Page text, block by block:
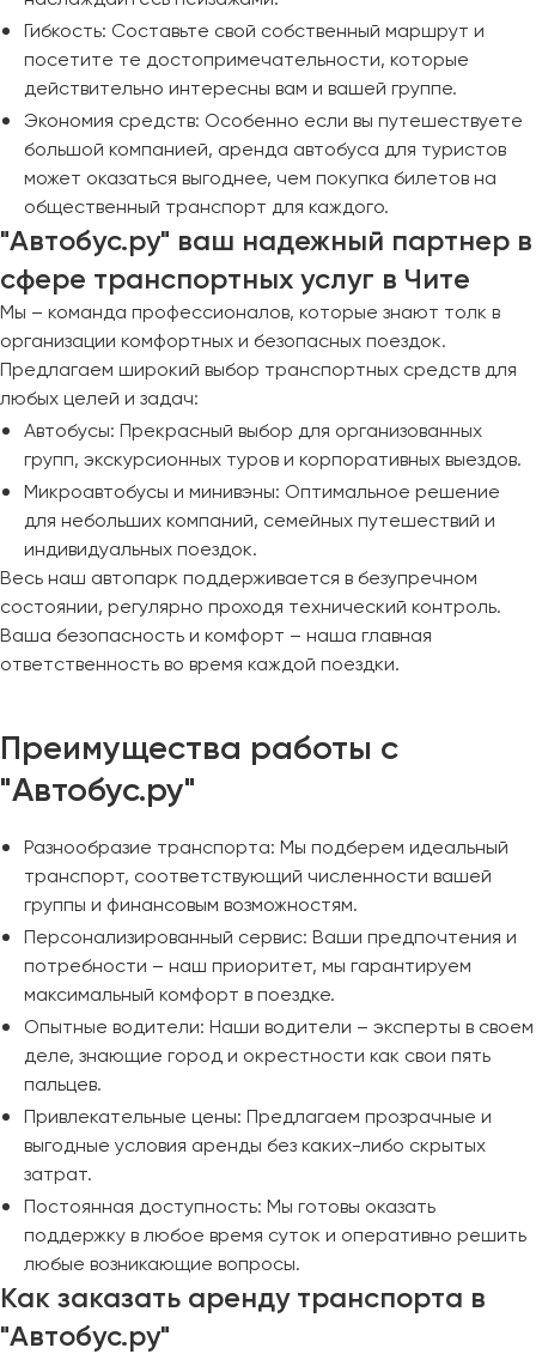
Гибкость: Составьте свой собственный маршрут и
посетите те достопримечательности, которые
действительно интересны вам и вашей группе.
Экономия средств: Особенно если вы путешествуете
большой компанией, аренда автобуса для туристов
может оказаться выгоднее, чем покупка билетов на
общественный транспорт для каждого.
"Автобус.ру" ваш надежный партнер в
сфере транспортных услуг в Чите
Мы – команда профессионалов, которые знают толк в
организации комфортных и безопасных поездок.
Предлагаем широкий выбор транспортных средств для
любых целей и задач:
Автобусы: Прекрасный выбор для организованных
групп, экскурсионных туров и корпоративных выездов.
Микроавтобусы и минивэны: Оптимальное решение
для небольших компаний, семейных путешествий и
индивидуальных поездок.
Весь наш автопарк поддерживается в безупречном
состоянии, регулярно проходя технический контроль.
Ваша безопасность и комфорт – наша главная
ответственность во время каждой поездки.
Преимущества работы с
"Автобус.ру"
Разнообразие транспорта: Мы подберем идеальный
транспорт, соответствующий численности вашей
группы и финансовым возможностям.
Персонализированный сервис: Ваши предпочтения и
потребности – наш приоритет, мы гарантируем
максимальный комфорт в поездке.
Опытные водители: Наши водители – эксперты в своем
деле, знающие город и окрестности как свои пять
пальцев.
Привлекательные цены: Предлагаем прозрачные и
выгодные условия аренды без каких-либо скрытых
затрат.
Постоянная доступность: Мы готовы оказать
поддержку в любое время суток и оперативно решить
любые возникающие вопросы.
Как заказать аренду транспорта в
"Автобус.ру"